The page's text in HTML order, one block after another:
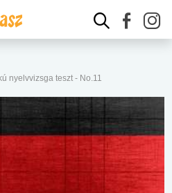
nyelvvizsga teszt - No.11